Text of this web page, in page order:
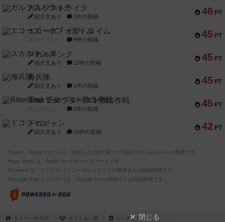
46 PT
ガルフストライク
紹介文あり 1件の投稿
45 PT
エコーズ・オブ・タイム
8件の投稿
45 PT
スカルキング
紹介文あり 12件の投稿
45 PT
海兵隊
紹介文あり 1件の投稿
45 PT
Bitter End ブタペスト救出作戦
1件の投稿
42 PT
ドコジャン
紹介文あり 10件の投稿
※Apple、Apple のロゴ は、米国および他の国々で登録されたApple Inc.の商標です。
※App Store は、Apple Inc.のサービスマークです。
※Android は、グーグル インコーポレイテッドの商標または登録商標です。
※Google Play とそのロゴは、Google Inc.の商標または登録商標です。
ボドゲーマTOP ボドとも一覧 ぐ～チョコ閉じる